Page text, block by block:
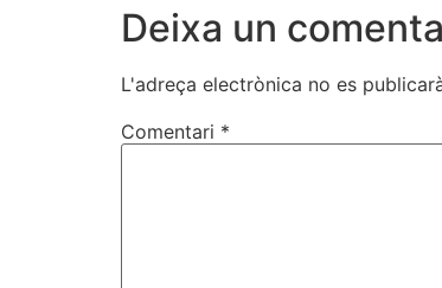
Deixa un
L'adreça electrònica no es
Comentari *